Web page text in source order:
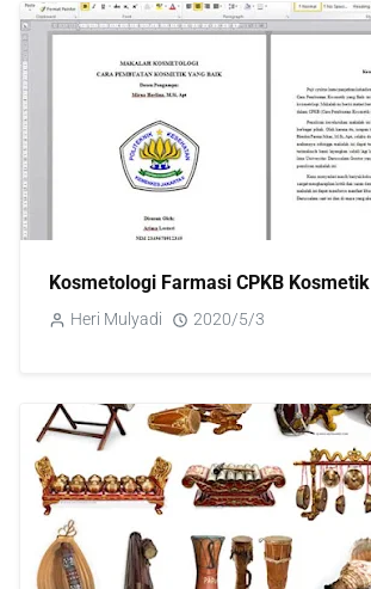
Kosmetologi Farmasi CPKB Kosmetik
Heri Mulyadi 2020/5/3